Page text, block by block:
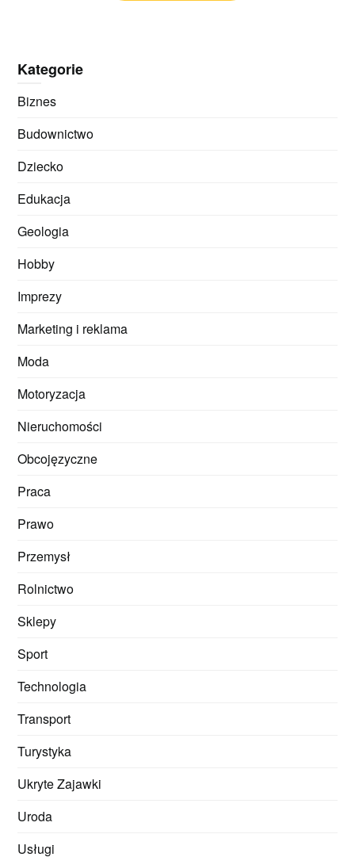
Kategorie
Biznes
Budownictwo
Dziecko
Edukacja
Geologia
Hobby
Imprezy
Marketing i reklama
Moda
Motoryzacja
Nieruchomości
Obcojęzyczne
Praca
Prawo
Przemysł
Rolnictwo
Sklepy
Sport
Technologia
Transport
Turystyka
Ukryte Zajawki
Uroda
Usługi